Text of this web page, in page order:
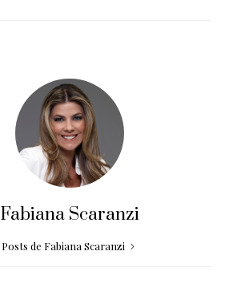
Fabiana Scaranzi
Posts de Fabiana Scaranzi